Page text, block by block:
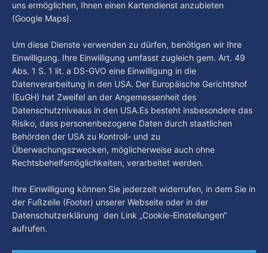
“Hamburg Der Tag” ist deine Nachrichtensendung bei
Hamburg 1. Was passiert in der Hansestadt? Was
in unserer Stadt an? Fragen, die von Montag bis Freitag LIVE
um 18 Uhr beantwortet werden - auf YouTube und im TV.
By Luca Kimmel 5. Aug. 2026
uns ermöglichen, Ihnen einen Kartendienst anzubieten
(Google Maps).
Um diese Dienste verwenden zu dürfen, benötigen wir Ihre
Einwilligung. Ihre Einwilligung umfasst zugleich gem. Art. 49
Abs. 1 S. 1 lit. a DS-GVO eine Einwilligung in die
Datenverarbeitung in den USA. Der Europäische Gerichtshof
(EuGH) hat Zweifel an der Angemessenheit des
Datenschutzniveaus in den USA.Es besteht insbesondere das
Risiko, dass personenbezogene Daten durch staatlichen
Behörden der USA zu Kontroll- und zu
Überwachungszwecken, möglicherweise auch ohne
Rechtsbehelfsmöglichkeiten, verarbeitet werden.
Ihre Einwilligung können Sie jederzeit widerrufen, in dem Sie in
der Fußzeile (Footer) unserer Webseite oder in der
Datenschutzerklärung den Link „Cookie-Einstellungen“
aufrufen.